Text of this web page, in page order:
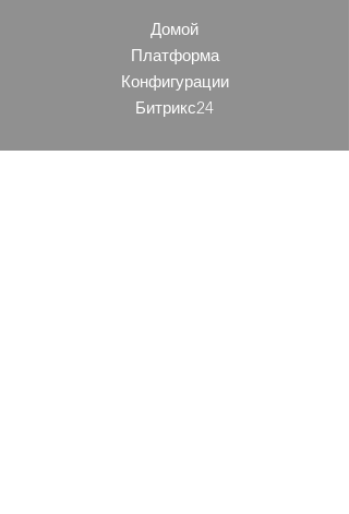
"В какое время вы открываете?"
или "Как можно заказать
услугу?". Этот раздел - отличный
способ помочь посетителям
Домой
Платформа
Конфигурации
Битрикс24
Компания